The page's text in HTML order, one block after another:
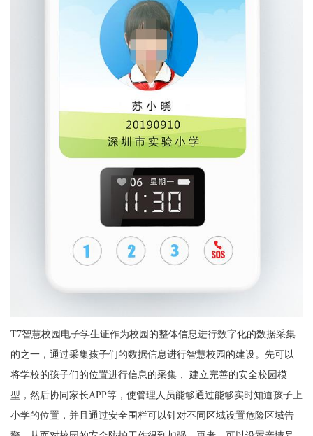
T7智慧校园电子学生证作为校园的整体信息进行数字化的数据采集
的之一，通过采集孩子们的数据信息进行智慧校园的建设。先可以
将学校的孩子们的位置进行信息的采集， 建立完善的安全校园模
型，然后协同家长APP等，使管理人员能够通过能够实时知道孩子上
小学的位置，并且通过安全围栏可以针对不同区域设置危险区域告